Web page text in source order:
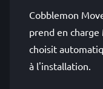
Cobblemon
prend en charge
choisit
à l'installation.